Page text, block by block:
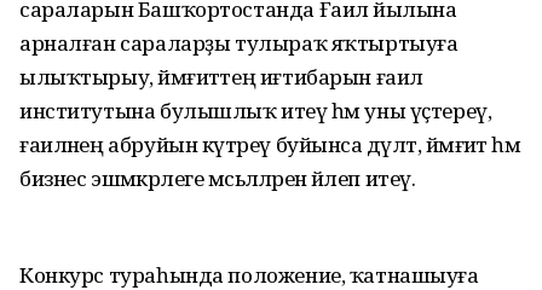
сараларын Башҡортостанда Ғаилә йылына
арналған сараларҙы тулыраҡ яҡтыртыуға
ылыҡтырыу, йәмғиәттең иғтибарын ғаилә
институтына булышлыҡ итеү һәм уны үҫтереү,
ғаиләнең абруйын күтәреү буйынса дәүләт, йәмғиәт һәм
бизнес эшмәкәрлеге мәсьәләләренә йәлеп итеү.
Конкурс тураһында положение, ҡатнашыуға